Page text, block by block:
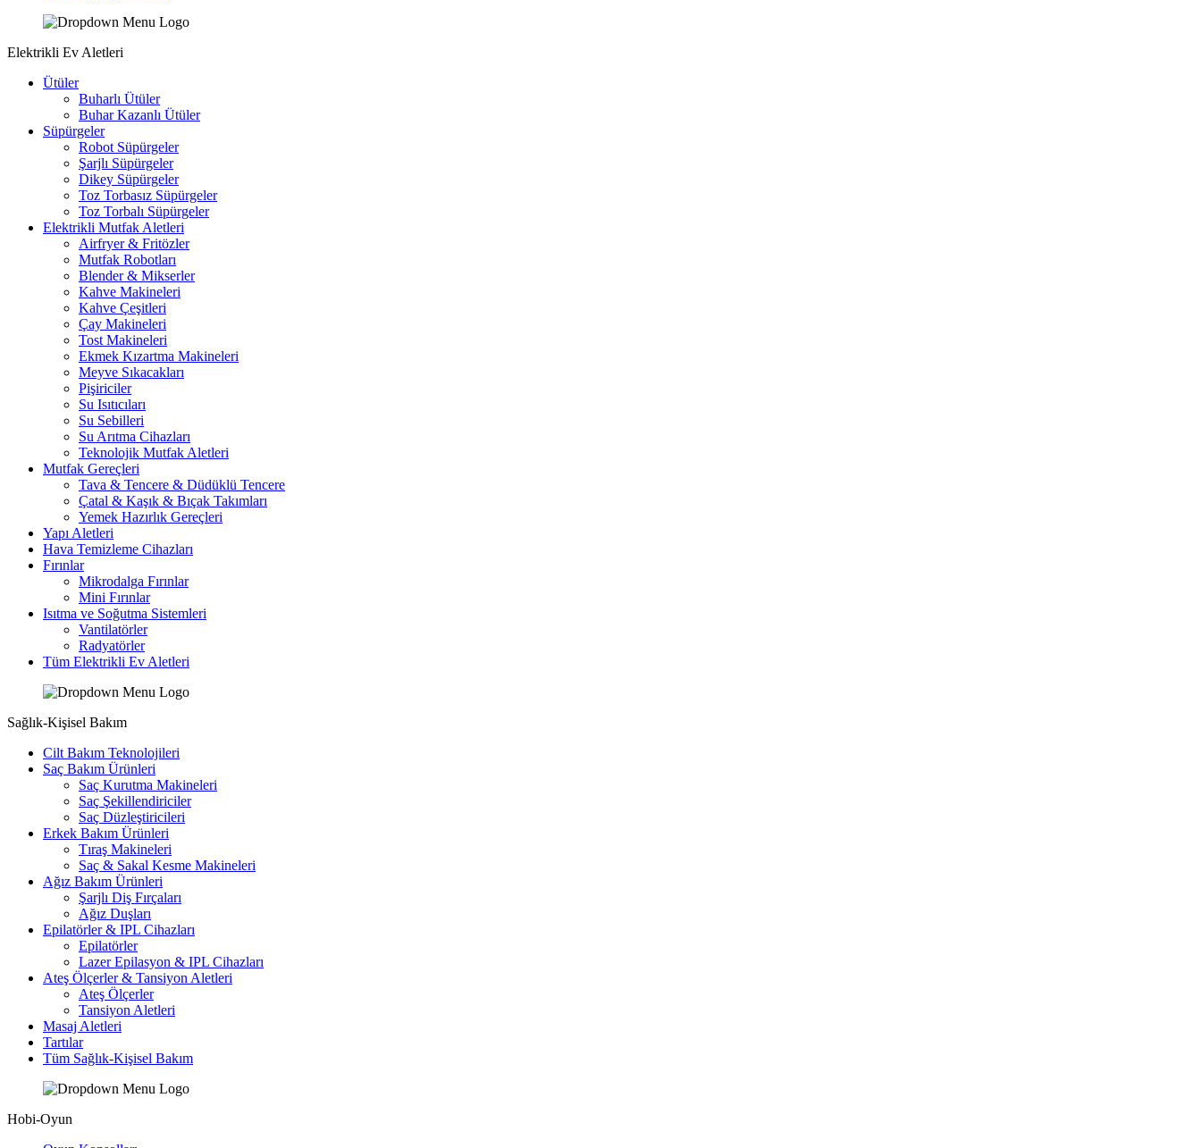
Elektrikli Ev Aletleri
Ütüler
Buharlı Ütüler
Buhar Kazanlı Ütüler
Süpürgeler
Robot Süpürgeler
Şarjlı Süpürgeler
Dikey Süpürgeler
Toz Torbasız Süpürgeler
Toz Torbalı Süpürgeler
Elektrikli Mutfak Aletleri
Airfryer & Fritözler
Mutfak Robotları
Blender & Mikserler
Kahve Makineleri
Kahve Çeşitleri
Çay Makineleri
Tost Makineleri
Ekmek Kızartma Makineleri
Meyve Sıkacakları
Pişiriciler
Su Isıtıcıları
Su Sebilleri
Su Arıtma Cihazları
Teknolojik Mutfak Aletleri
Mutfak Gereçleri
Tava & Tencere & Düdüklü Tencere
Çatal & Kaşık & Bıçak Takımları
Yemek Hazırlık Gereçleri
Yapı Aletleri
Hava Temizleme Cihazları
Fırınlar
Mikrodalga Fırınlar
Mini Fırınlar
Isıtma ve Soğutma Sistemleri
Vantilatörler
Radyatörler
Tüm Elektrikli Ev Aletleri
Sağlık-Kişisel Bakım
Cilt Bakım Teknolojileri
Saç Bakım Ürünleri
Saç Kurutma Makineleri
Saç Şekillendiriciler
Saç Düzleştiricileri
Erkek Bakım Ürünleri
Tıraş Makineleri
Saç & Sakal Kesme Makineleri
Ağız Bakım Ürünleri
Şarjlı Diş Fırçaları
Ağız Duşları
Epilatörler & IPL Cihazları
Epilatörler
Lazer Epilasyon & IPL Cihazları
Ateş Ölçerler & Tansiyon Aletleri
Ateş Ölçerler
Tansiyon Aletleri
Masaj Aletleri
Tartılar
Tüm Sağlık-Kişisel Bakım
Hobi-Oyun